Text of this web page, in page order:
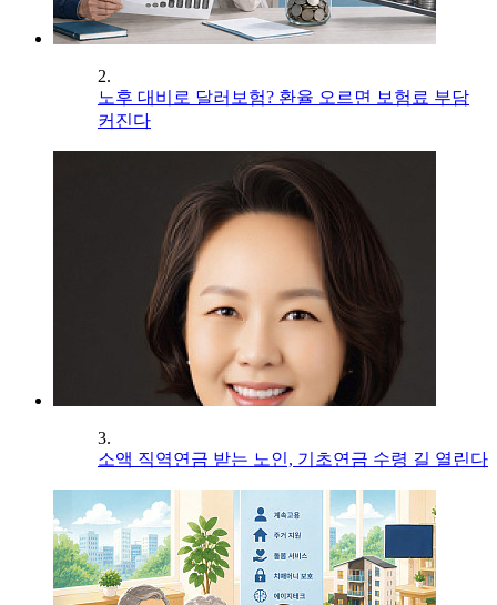
2.
노후 대비로 달러보험? 환율 오르면 보험료 부담
커진다
3.
소액 직역연금 받는 노인, 기초연금 수령 길 열린다